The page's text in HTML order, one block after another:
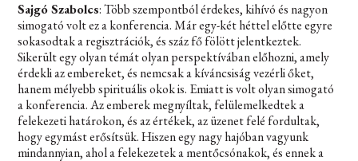
Sajgó Szabolcs: Több szempontból érdekes, kihívó és nagyon
simogató volt ez a konferencia. Már egy-két héttel előtte egyre
sokasodtak a regisztrációk, és száz fő fölött jelentkeztek.
Sikerült egy olyan témát olyan perspektívában előhozni, amely
érdekli az embereket, és nemcsak a kíváncsiság vezérli őket,
hanem mélyebb spirituális okok is. Emiatt is volt olyan simogató
a konferencia. Az emberek megnyíltak, felülemelkedtek a
felekezeti határokon, és az értékek, az üzenet felé fordultak,
hogy egymást erősítsük. Hiszen egy nagy hajóban vagyunk
mindannyian, ahol a felekezetek a mentőcsónakok, és ennek a